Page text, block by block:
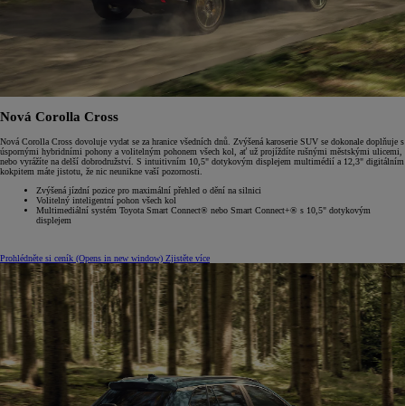
Nová Corolla Cross
Nová Corolla Cross dovoluje vydat se za hranice všedních dnů. Zvýšená karoserie SUV se dokonale doplňuje s
úspornými hybridními pohony a volitelným pohonem všech kol, ať už projíždíte rušnými městskými ulicemi,
nebo vyrážíte na delší dobrodružství. S intuitivním 10,5" dotykovým displejem multimédií a 12,3" digitálním
kokpitem máte jistotu, že nic neunikne vaší pozornosti.
Zvýšená jízdní pozice pro maximální přehled o dění na silnici
Volitelný inteligentní pohon všech kol
Multimediální systém Toyota Smart Connect® nebo Smart Connect+® s 10,5" dotykovým
displejem
Prohlédněte si ceník (Opens in new window) Zjistěte více